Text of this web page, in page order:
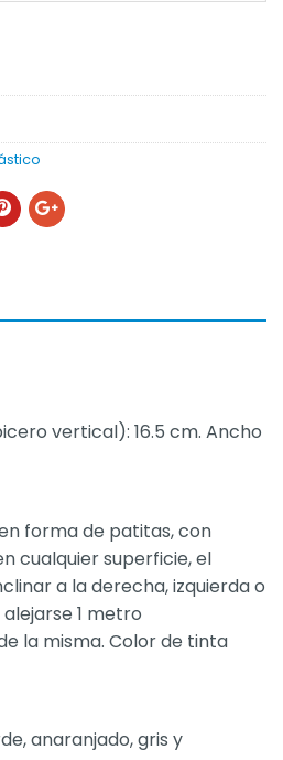
vertical): 16.5 cm. Ancho
forma de patitas, con
cualquier superficie, el
a la derecha, izquierda o
1 metro
la misma. Color de tinta
anaranjado, gris y